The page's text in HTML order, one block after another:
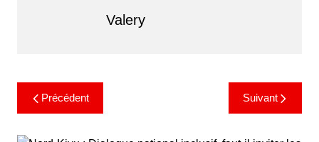
Valery
Précédent Suivant